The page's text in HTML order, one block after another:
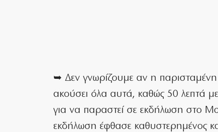
➥ Δεν γνωρίζουμε αν η
ακούσει όλα αυτά, καθώς 50 λεπτά
για να παραστεί σε εκδήλωση στο
εκδήλωση έφθασε καθυστερημένος